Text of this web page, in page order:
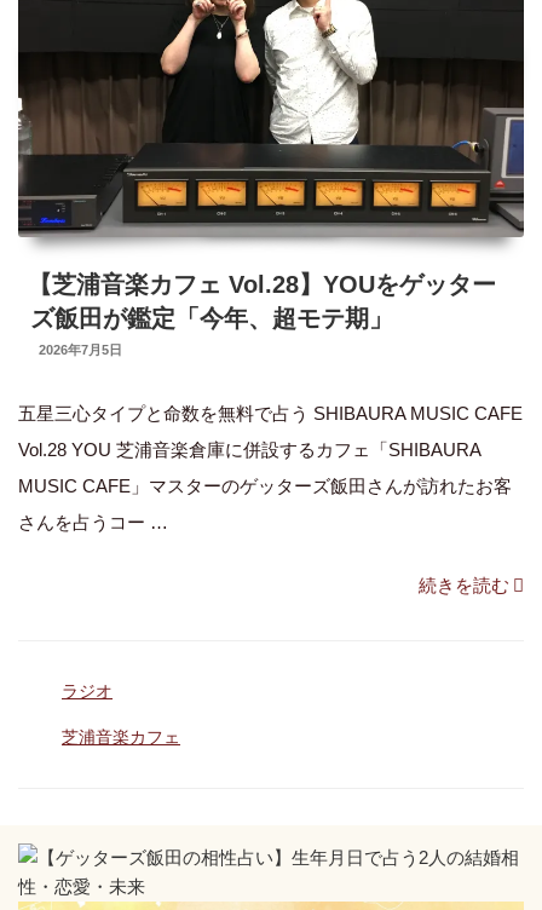
タ
ー
田
が
鑑
た
こ
と
実
【芝浦音楽カフェ Vol.28】YOUをゲッター
ズ飯田が鑑定「今年、超モテ期」
UPDATED
2026年7月5日
五星三心タイプと命数を無料で占う SHIBAURA MUSIC CAFE
Vol.28 YOU 芝浦音楽倉庫に併設するカフェ「SHIBAURA
MUSIC CAFE」マスターのゲッターズ飯田さんが訪れたお客
さんを占うコー …
“【芝
続きを読む
カ
ゴ
ラジオ
タ
芝浦音楽カフェ